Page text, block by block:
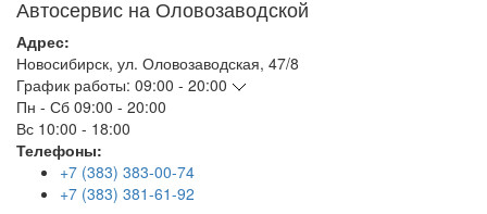
Автосервис на Оловозаводской
Адрес:
Новосибирск, ул. Оловозаводская, 47/8
График работы: 09:00 - 20:00
Пн - Сб 09:00 - 20:00
Вс 10:00 - 18:00
Телефоны:
+7 (383) 383-00-74
+7 (383) 381-61-92